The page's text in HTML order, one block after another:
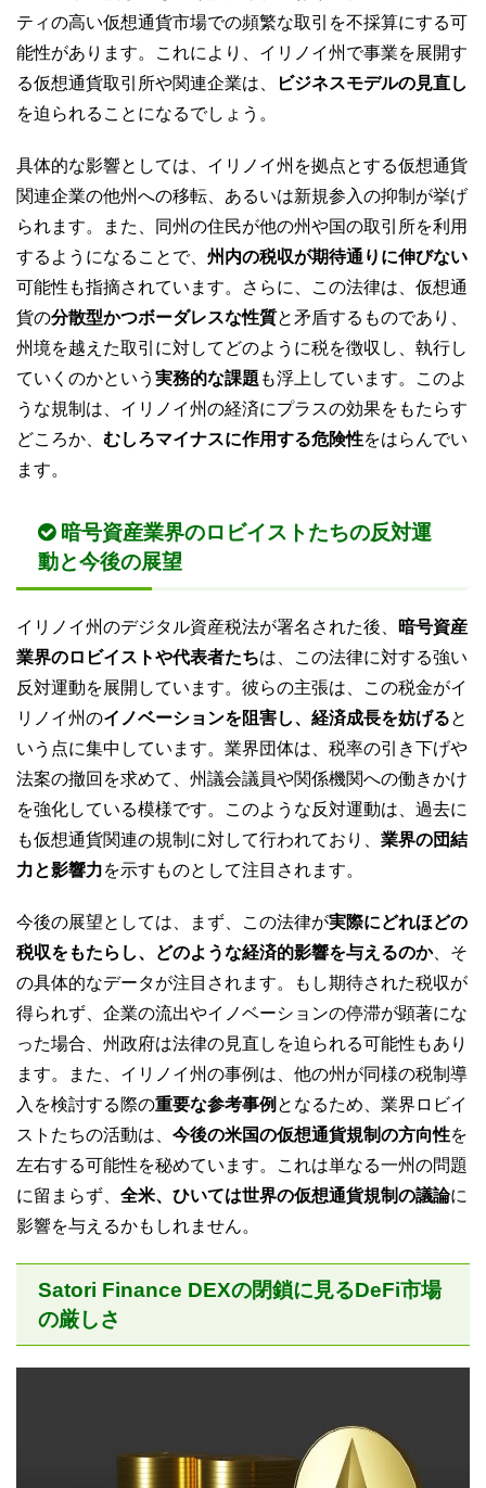
ティの高い仮想通貨市場での頻繁な取引を不採算にする可
能性があります。これにより、イリノイ州で事業を展開す
る仮想通貨取引所や関連企業は、
ビジネスモデルの見直し
を迫られることになるでしょう。
具体的な影響としては、イリノイ州を拠点とする仮想通貨
関連企業の他州への移転、あるいは新規参入の抑制が挙げ
られます。また、同州の住民が他の州や国の取引所を利用
するようになることで、 州内の税収が期待通りに伸びない
可能性も指摘されています。さらに、この法律は、仮想通
貨の分散型かつボーダレスな性質と矛盾するものであり、
州境を越えた取引に対してどのように税を徴収し、執行し
ていくのかという 実務的な課題 も浮上しています。このよ
うな規制は、イリノイ州の経済にプラスの効果をもたらす
どころか、 むしろマイナスに作用する危険性をはらんでい
ます。
暗号資産業界のロビイストたちの反対運
動と今後の展望
イリノイ州のデジタル資産税法が署名された後、
暗号資産
業界のロビイストや代表者たちは、この法律に対する強い
反対運動を展開しています。彼らの主張は、この税金がイ
リノイ州のイノベーションを阻害し、経済成長を妨げると
いう点に集中しています。業界団体は、税率の引き下げや
法案の撤回を求めて、州議会議員や関係機関への働きかけ
を強化している模様です。このような反対運動は、過去に
も仮想通貨関連の規制に対して行われており、 業界の団結
力と影響力を示すものとして注目されます。
今後の展望としては、まず、この法律が実際にどれほどの
税収をもたらし、どのような経済的影響を与えるのか、そ
の具体的なデータが注目されます。もし期待された税収が
得られず、企業の流出やイノベーションの停滞が顕著にな
った場合、州政府は法律の見直しを迫られる可能性もあり
ます。また、イリノイ州の事例は、他の州が同様の税制導
入を検討する際の重要な参考事例 となるため、業界ロビイ
ストたちの活動は、 今後の米国の仮想通貨規制の方向性を
左右する可能性を秘めています。これは単なる一州の問題
に留まらず、 全米、ひいては世界の仮想通貨規制の議論に
影響を与えるかもしれません。
Satori Finance DEXの閉鎖に見るDeFi市場
の厳しさ